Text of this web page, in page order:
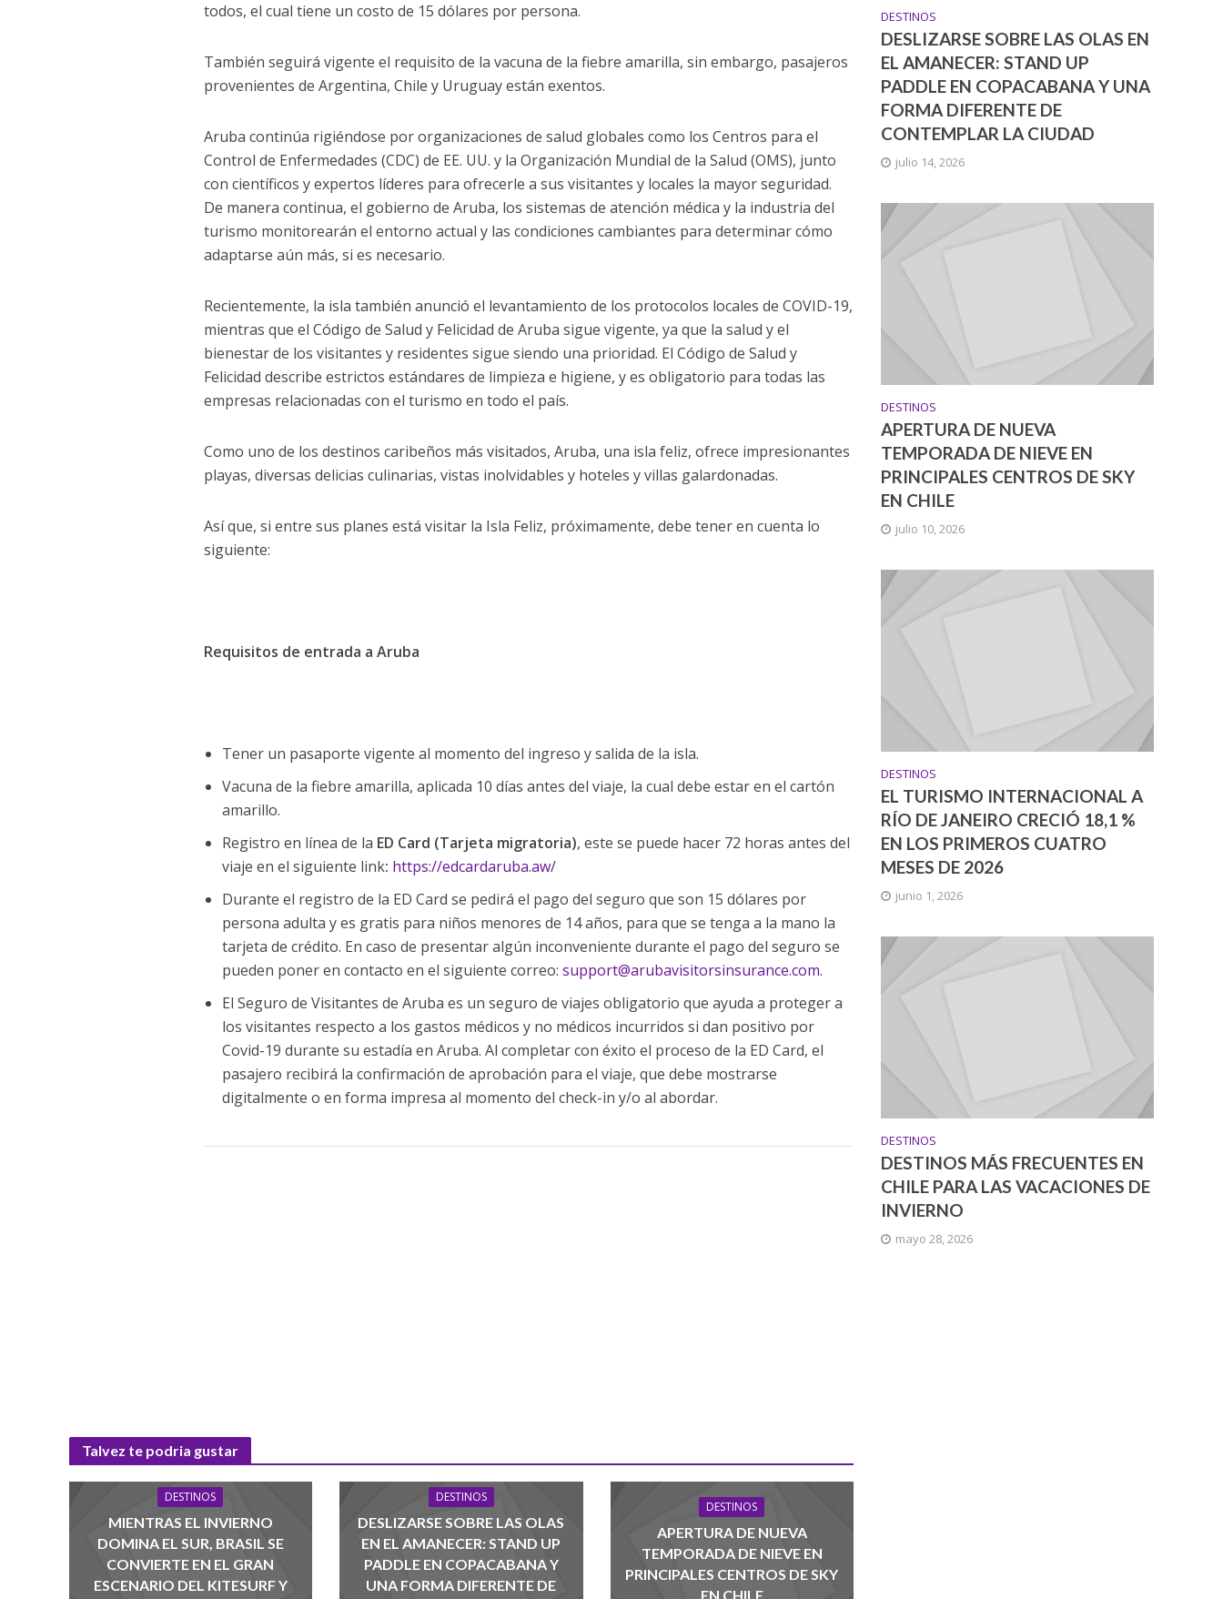
todos, el cual tiene un costo de 15 dólares por persona.
También seguirá vigente el requisito de la vacuna de la fiebre amarilla, sin embargo, pasajeros
provenientes de Argentina, Chile y Uruguay están exentos.
Aruba continúa rigiéndose por organizaciones de salud globales como los Centros para el
Control de Enfermedades (CDC) de EE. UU. y la Organización Mundial de la Salud (OMS), junto
con científicos y expertos líderes para ofrecerle a sus visitantes y locales la mayor seguridad.
De manera continua, el gobierno de Aruba, los sistemas de atención médica y la industria del
turismo monitorearán el entorno actual y las condiciones cambiantes para determinar cómo
adaptarse aún más, si es necesario.
Recientemente, la isla también anunció el levantamiento de los protocolos locales de COVID-19,
mientras que el Código de Salud y Felicidad de Aruba sigue vigente, ya que la salud y el
bienestar de los visitantes y residentes sigue siendo una prioridad. El Código de Salud y
Felicidad describe estrictos estándares de limpieza e higiene, y es obligatorio para todas las
empresas relacionadas con el turismo en todo el país.
Como uno de los destinos caribeños más visitados, Aruba, una isla feliz, ofrece impresionantes
playas, diversas delicias culinarias, vistas inolvidables y hoteles y villas galardonadas.
Así que, si entre sus planes está visitar la Isla Feliz, próximamente, debe tener en cuenta lo
siguiente:
Requisitos de entrada a Aruba
Tener un pasaporte vigente al momento del ingreso y salida de la isla.
Vacuna de la fiebre amarilla, aplicada 10 días antes del viaje, la cual debe estar en el cartón
amarillo.
Registro en línea de la ED Card (Tarjeta migratoria), este se puede hacer 72 horas antes del
viaje en el siguiente link: https://edcardaruba.aw/
Durante el registro de la ED Card se pedirá el pago del seguro que son 15 dólares por
persona adulta y es gratis para niños menores de 14 años, para que se tenga a la mano la
tarjeta de crédito. En caso de presentar algún inconveniente durante el pago del seguro se
pueden poner en contacto en el siguiente correo:support@arubavisitorsinsurance.com.
El Seguro de Visitantes de Aruba es un seguro de viajes obligatorio que ayuda a proteger a
los visitantes respecto a los gastos médicos y no médicos incurridos si dan positivo por
Covid-19 durante su estadía en Aruba. Al completar con éxito el proceso de la ED Card, el
pasajero recibirá la confirmación de aprobación para el viaje, que debe mostrarse
digitalmente o en forma impresa al momento del check-in y/o al abordar.
Talvez te podria gustar
DESTINOS
MIENTRAS EL INVIERNO
DOMINA EL SUR, BRASIL SE
CONVIERTE EN EL GRAN
ESCENARIO DEL KITESURF Y
DESTINOS
DESLIZARSE SOBRE LAS OLAS
EN EL AMANECER: STAND UP
PADDLE EN COPACABANA Y
UNA FORMA DIFERENTE DE
DESTINOS
APERTURA DE NUEVA
TEMPORADA DE NIEVE EN
PRINCIPALES CENTROS DE SKY
EN CHILE
DESTINOS
DESLIZARSE SOBRE LAS OLAS EN
EL AMANECER: STAND UP
PADDLE EN COPACABANA Y UNA
FORMA DIFERENTE DE
CONTEMPLAR LA CIUDAD
julio 14, 2026
DESTINOS
APERTURA DE NUEVA
TEMPORADA DE NIEVE EN
PRINCIPALES CENTROS DE SKY
EN CHILE
julio 10, 2026
DESTINOS
EL TURISMO INTERNACIONAL A
RÍO DE JANEIRO CRECIÓ 18,1 %
EN LOS PRIMEROS CUATRO
MESES DE 2026
junio 1, 2026
DESTINOS
DESTINOS MÁS FRECUENTES EN
CHILE PARA LAS VACACIONES DE
INVIERNO
mayo 28, 2026